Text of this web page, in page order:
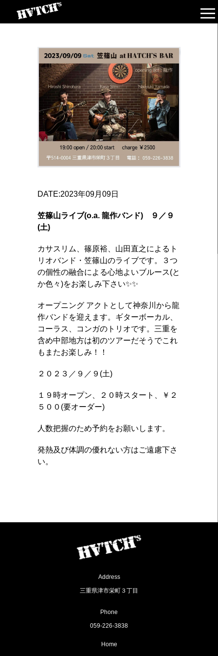
DATE:2023年09月09日
笠篠山ライブ(o.a. 龍作バンド) ９／９
(土)
カサスリム、篠原裕、山田直之によるト
リオバンド・笠篠山のライブです。３つ
の個性の融合による心地よいブルース(と
か色々)をお楽しみ下さい✨✨
オープニング アクトとして神奈川から龍
作バンドを迎えます。ギターボーカル、
コーラス、コンガのトリオです。三重を
含め中部地方は初のツアーだそうでこれ
もまたお楽しみ！！
２０２３／９／９(土)
１９時オープン、２０時スタート、￥２
５００(要オーダー)
人数把握のため予約をお願いします。
発熱及び体調の優れない方はご遠慮下さ
い。
Address
三重県津市栄町３丁目
Phone
059-226-3838
Home